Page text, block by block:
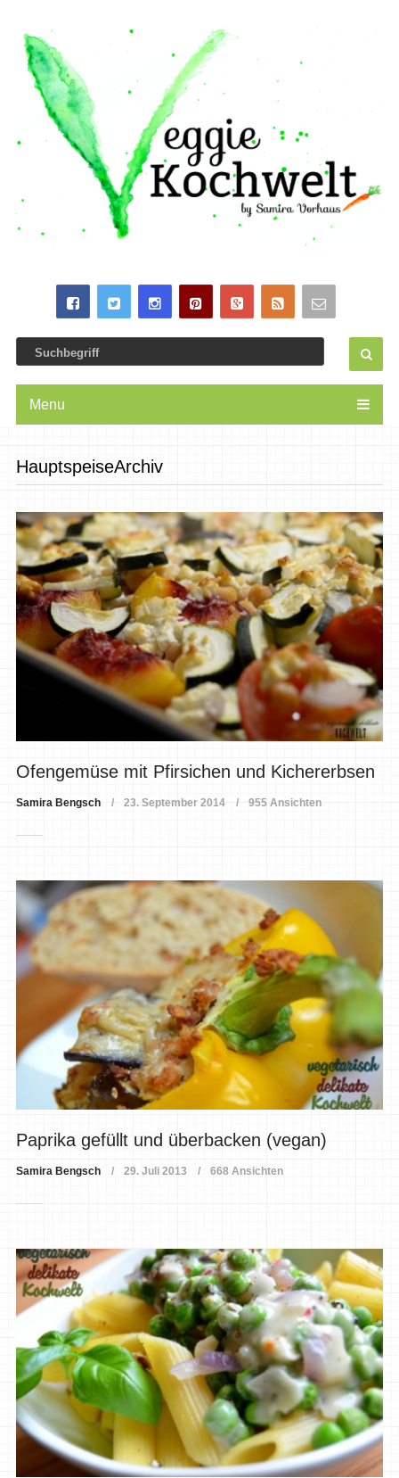
Menu
HauptspeiseArchiv
Ofengemüse mit Pfirsichen und Kichererbsen
Samira Bengsch 23. September 2014 955 Ansichten
Paprika gefüllt und überbacken (vegan)
Samira Bengsch 29. Juli 2013 668 Ansichten